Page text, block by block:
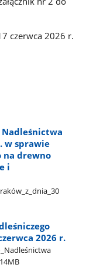
czerwca 2026 r.
Nadleśnictwa
w sprawie
na drewno
i
2026 r.